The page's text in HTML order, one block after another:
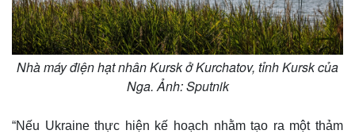
Nhà máy điện hạt nhân Kursk ở Kurchatov, tỉnh Kursk của
Nga. Ảnh: Sputnik
“Nếu Ukraine thực hiện kế hoạch nhằm tạo ra một thảm